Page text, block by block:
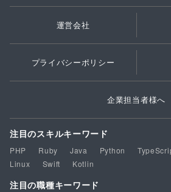
運営会社
プライバシーポリシー
企業担当者様へ
注目のスキルキーワード
PHP Ruby Java Python
Linux
Swift Kotlin
注目の職種キーワード